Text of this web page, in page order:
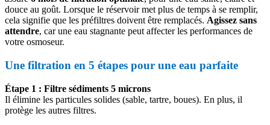
douce au goût. Lorsque le réservoir met plus de temps à se remplir,
cela signifie que les préfiltres doivent être remplacés. Agissez sans
attendre, car une eau stagnante peut affecter les performances de
votre osmoseur.
Une filtration en 5 étapes pour une eau parfaite
Étape 1 : Filtre sédiments 5 microns
Il élimine les particules solides (sable, tartre, boues). En plus, il
protège les autres filtres.